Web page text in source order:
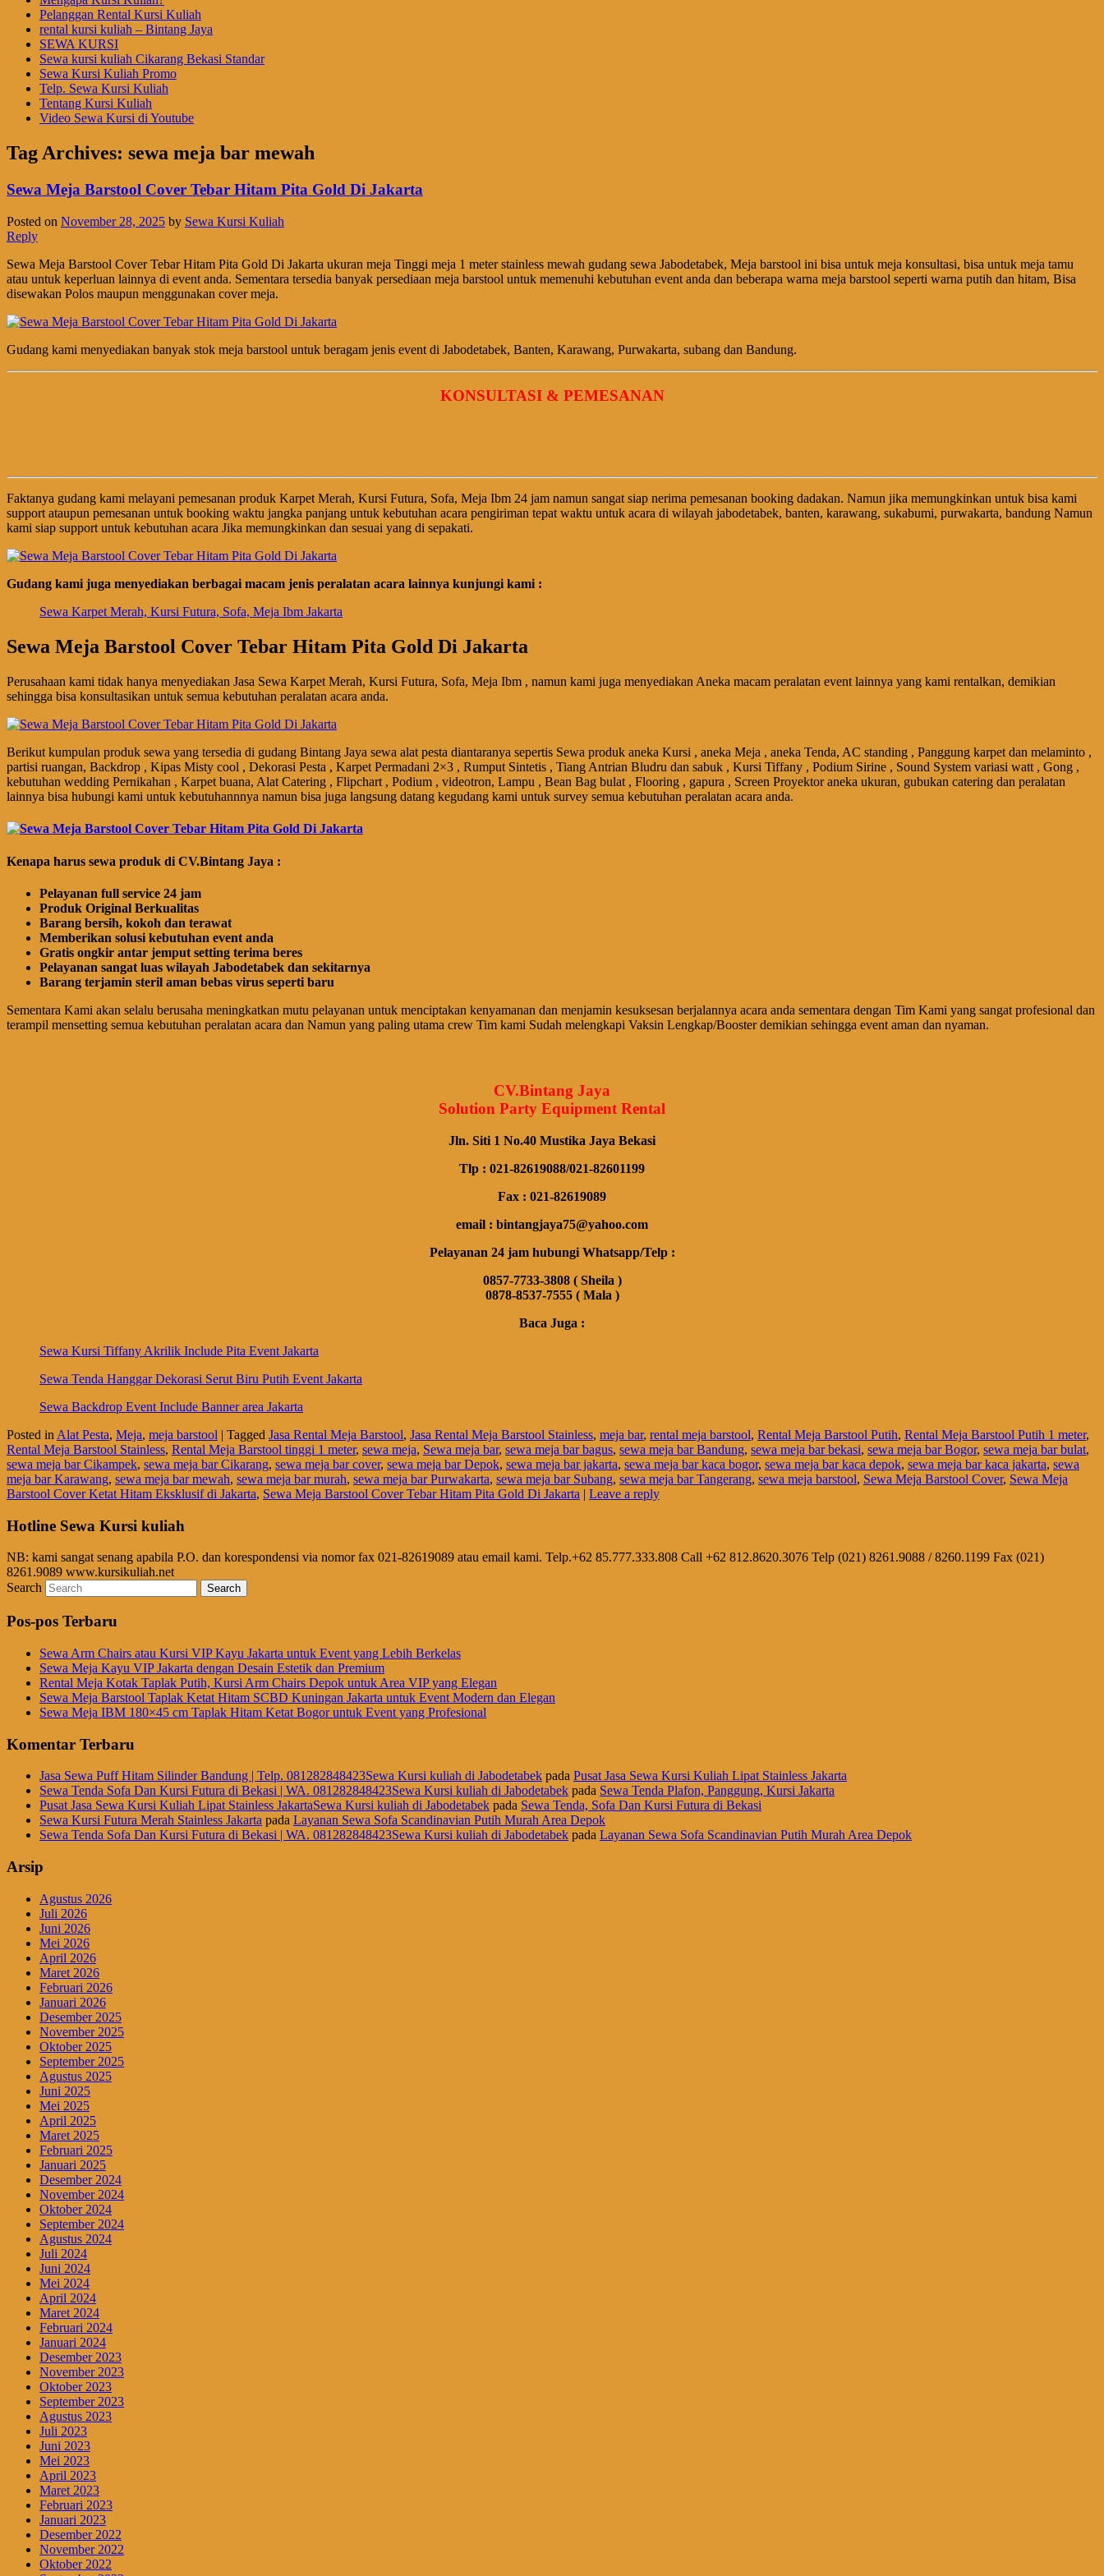
Pelanggan Rental Kursi Kuliah
rental kursi kuliah – Bintang Jaya
SEWA KURSI
Sewa kursi kuliah Cikarang Bekasi Standar
Sewa Kursi Kuliah Promo
Telp. Sewa Kursi Kuliah
Tentang Kursi Kuliah
Video Sewa Kursi di Youtube
Tag Archives: sewa meja bar mewah
Sewa Meja Barstool Cover Tebar Hitam Pita Gold Di Jakarta
Posted on November 28, 2025 by Sewa Kursi Kuliah
Reply
Sewa Meja Barstool Cover Tebar Hitam Pita Gold Di Jakarta ukuran meja Tinggi meja 1 meter stainless mewah gudang sewa Jabodetabek, Meja barstool ini bisa untuk meja konsultasi, bisa untuk meja tamu
atau untuk keperluan lainnya di event anda. Sementara tersedia banyak persediaan meja barstool untuk memenuhi kebutuhan event anda dan beberapa warna meja barstool seperti warna putih dan hitam, Bisa
disewakan Polos maupun menggunakan cover meja.
Gudang kami menyediakan banyak stok meja barstool untuk beragam jenis event di Jabodetabek, Banten, Karawang, Purwakarta, subang dan Bandung.
KONSULTASI & PEMESANAN
Faktanya gudang kami melayani pemesanan produk Karpet Merah, Kursi Futura, Sofa, Meja Ibm 24 jam namun sangat siap nerima pemesanan booking dadakan. Namun jika memungkinkan untuk bisa kami
support ataupun pemesanan untuk booking waktu jangka panjang untuk kebutuhan acara pengiriman tepat waktu untuk acara di wilayah jabodetabek, banten, karawang, sukabumi, purwakarta, bandung Namun
kami siap support untuk kebutuhan acara Jika memungkinkan dan sesuai yang di sepakati.
Gudang kami juga menyediakan berbagai macam jenis peralatan acara lainnya kunjungi kami :
Sewa Karpet Merah, Kursi Futura, Sofa, Meja Ibm Jakarta
Sewa Meja Barstool Cover Tebar Hitam Pita Gold Di Jakarta
Perusahaan kami tidak hanya menyediakan Jasa Sewa Karpet Merah, Kursi Futura, Sofa, Meja Ibm , namun kami juga menyediakan Aneka macam peralatan event lainnya yang kami rentalkan, demikian
sehingga bisa konsultasikan untuk semua kebutuhan peralatan acara anda.
Berikut kumpulan produk sewa yang tersedia di gudang Bintang Jaya sewa alat pesta diantaranya sepertis Sewa produk aneka Kursi , aneka Meja , aneka Tenda, AC standing , Panggung karpet dan melaminto ,
partisi ruangan, Backdrop , Kipas Misty cool , Dekorasi Pesta , Karpet Permadani 2×3 , Rumput Sintetis , Tiang Antrian Bludru dan sabuk , Kursi Tiffany , Podium Sirine , Sound System variasi watt , Gong ,
kebutuhan wedding Pernikahan , Karpet buana, Alat Catering , Flipchart , Podium , videotron, Lampu , Bean Bag bulat , Flooring , gapura , Screen Proyektor aneka ukuran, gubukan catering dan peralatan
lainnya bisa hubungi kami untuk kebutuhannnya namun bisa juga langsung datang kegudang kami untuk survey semua kebutuhan peralatan acara anda.
Kenapa harus sewa produk di CV.Bintang Jaya :
Pelayanan full service 24 jam
Produk Original Berkualitas
Barang bersih, kokoh dan terawat
Memberikan solusi kebutuhan event anda
Gratis ongkir antar jemput setting terima beres
Pelayanan sangat luas wilayah Jabodetabek dan sekitarnya
Barang terjamin steril aman bebas virus seperti baru
Sementara Kami akan selalu berusaha meningkatkan mutu pelayanan untuk menciptakan kenyamanan dan menjamin kesuksesan berjalannya acara anda sementara dengan Tim Kami yang sangat profesional dan
terampil mensetting semua kebutuhan peralatan acara dan Namun yang paling utama crew Tim kami Sudah melengkapi Vaksin Lengkap/Booster demikian sehingga event aman dan nyaman.
CV.Bintang Jaya
Solution Party Equipment Rental
Jln. Siti 1 No.40 Mustika Jaya Bekasi
Tlp : 021-82619088/021-82601199
Fax : 021-82619089
email : bintangjaya75@yahoo.com
Pelayanan 24 jam hubungi Whatsapp/Telp :
0857-7733-3808 ( Sheila )
0878-8537-7555 ( Mala )
Baca Juga :
Sewa Kursi Tiffany Akrilik Include Pita Event Jakarta
Sewa Tenda Hanggar Dekorasi Serut Biru Putih Event Jakarta
Sewa Backdrop Event Include Banner area Jakarta
Posted in Alat Pesta, Meja, meja barstool | Tagged Jasa Rental Meja Barstool, Jasa Rental Meja Barstool Stainless, meja bar, rental meja barstool, Rental Meja Barstool Putih, Rental Meja Barstool Putih 1 meter,
Rental Meja Barstool Stainless, Rental Meja Barstool tinggi 1 meter, sewa meja, Sewa meja bar, sewa meja bar bagus, sewa meja bar Bandung, sewa meja bar bekasi, sewa meja bar Bogor, sewa meja bar bulat,
sewa meja bar Cikampek, sewa meja bar Cikarang, sewa meja bar cover, sewa meja bar Depok, sewa meja bar jakarta, sewa meja bar kaca bogor, sewa meja bar kaca depok, sewa meja bar kaca jakarta, sewa
meja bar Karawang, sewa meja bar mewah, sewa meja bar murah, sewa meja bar Purwakarta, sewa meja bar Subang, sewa meja bar Tangerang, sewa meja barstool, Sewa Meja Barstool Cover, Sewa Meja
Barstool Cover Ketat Hitam Eksklusif di Jakarta, Sewa Meja Barstool Cover Tebar Hitam Pita Gold Di Jakarta | Leave a reply
Hotline Sewa Kursi kuliah
NB: kami sangat senang apabila P.O. dan korespondensi via nomor fax 021-82619089 atau email kami. Telp.+62 85.777.333.808 Call +62 812.8620.3076 Telp (021) 8261.9088 / 8260.1199 Fax (021)
8261.9089 www.kursikuliah.net
Search
Pos-pos Terbaru
Sewa Arm Chairs atau Kursi VIP Kayu Jakarta untuk Event yang Lebih Berkelas
Sewa Meja Kayu VIP Jakarta dengan Desain Estetik dan Premium
Rental Meja Kotak Taplak Putih, Kursi Arm Chairs Depok untuk Area VIP yang Elegan
Sewa Meja Barstool Taplak Ketat Hitam SCBD Kuningan Jakarta untuk Event Modern dan Elegan
Sewa Meja IBM 180×45 cm Taplak Hitam Ketat Bogor untuk Event yang Profesional
Komentar Terbaru
Jasa Sewa Puff Hitam Silinder Bandung | Telp. 081282848423Sewa Kursi kuliah di Jabodetabek pada Pusat Jasa Sewa Kursi Kuliah Lipat Stainless Jakarta
Sewa Tenda Sofa Dan Kursi Futura di Bekasi | WA. 081282848423Sewa Kursi kuliah di Jabodetabek pada Sewa Tenda Plafon, Panggung, Kursi Jakarta
Pusat Jasa Sewa Kursi Kuliah Lipat Stainless JakartaSewa Kursi kuliah di Jabodetabek pada Sewa Tenda, Sofa Dan Kursi Futura di Bekasi
Sewa Kursi Futura Merah Stainless Jakarta pada Layanan Sewa Sofa Scandinavian Putih Murah Area Depok
Sewa Tenda Sofa Dan Kursi Futura di Bekasi | WA. 081282848423Sewa Kursi kuliah di Jabodetabek pada Layanan Sewa Sofa Scandinavian Putih Murah Area Depok
Arsip
Agustus 2026
Juli 2026
Juni 2026
Mei 2026
April 2026
Maret 2026
Februari 2026
Januari 2026
Desember 2025
November 2025
Oktober 2025
September 2025
Agustus 2025
Juni 2025
Mei 2025
April 2025
Maret 2025
Februari 2025
Januari 2025
Desember 2024
November 2024
Oktober 2024
September 2024
Agustus 2024
Juli 2024
Juni 2024
Mei 2024
April 2024
Maret 2024
Februari 2024
Januari 2024
Desember 2023
November 2023
Oktober 2023
September 2023
Agustus 2023
Juli 2023
Juni 2023
Mei 2023
April 2023
Maret 2023
Februari 2023
Januari 2023
Desember 2022
November 2022
Oktober 2022